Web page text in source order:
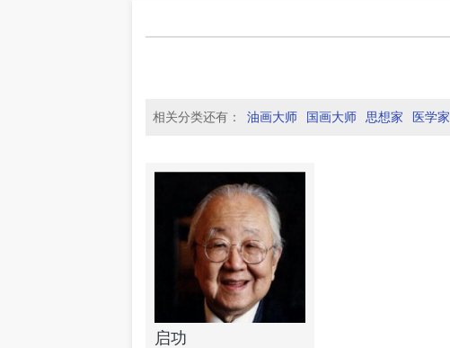
相关分类还有： 油画大师 国画大师 思想家 医学家
启功